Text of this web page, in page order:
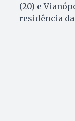
(20) e
residência